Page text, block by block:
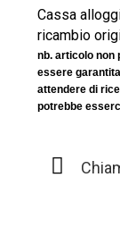
Cassa
ricambio
nb. articolo non
essere
attendere di
potrebbe